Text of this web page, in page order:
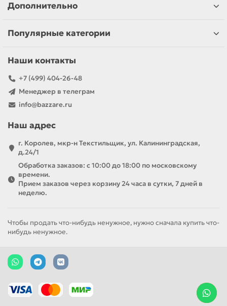
Дополнительно
Популярные категории
Наши контакты
+7 (499) 404-26-48
Менеджер в телеграм
info@bazzare.ru
Наш адрес
г. Королев, мкр-н Текстильщик, ул. Калининградская,
д.24/1
Обработка заказов: с 10:00 до 18:00 по московскому
времени.
Прием заказов через корзину 24 часа в сутки, 7 дней в
неделю.
Чтобы продать что-нибудь ненужное, нужно сначала купить что-
нибудь ненужное.